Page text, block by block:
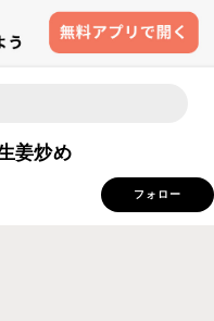
姜炒め
フォロー